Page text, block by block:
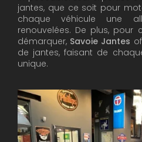
jantes, que ce soit pour
chaque véhicule une
renouvelées. De plus, pour
démarquer, Savoie Jantes
de jantes, faisant de
unique.